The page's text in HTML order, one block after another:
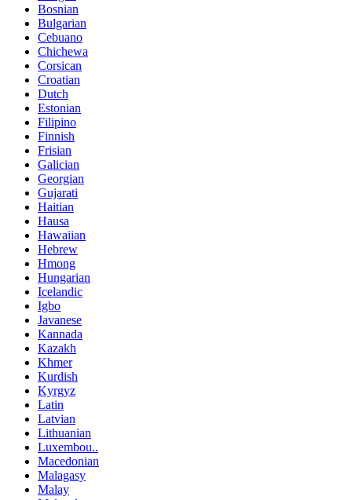
Bosnian
Bulgarian
Cebuano
Chichewa
Corsican
Croatian
Dutch
Estonian
Filipino
Finnish
Frisian
Galician
Georgian
Gujarati
Haitian
Hausa
Hawaiian
Hebrew
Hmong
Hungarian
Icelandic
Igbo
Javanese
Kannada
Kazakh
Khmer
Kurdish
Kyrgyz
Latin
Latvian
Lithuanian
Luxembou..
Macedonian
Malagasy
Malay